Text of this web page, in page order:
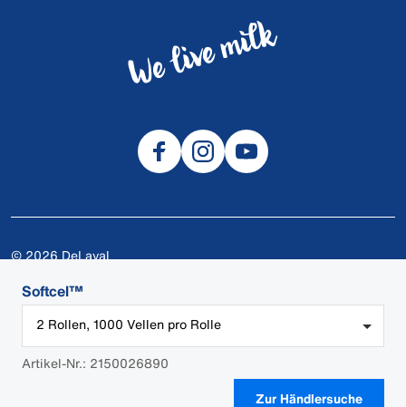
Softcel™
2 Rollen, 1000 Vellen pro Rolle
Artikel-Nr.: 2150026890
Zur Händlersuche
© 2026 DeLaval
Datenschutzerklärung
DeLaval-Apps
Sicherheitsdatenblätter